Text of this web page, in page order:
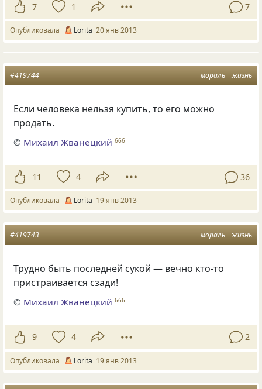
7 1 7
Опубликовала Lorita 20 янв 2013
мораль жизнь
#419744
Если человека нельзя купить, то его можно
продать.
© Михаил Жванецкий 666
11 4 36
Опубликовала Lorita 19 янв 2013
мораль жизнь
#419743
Трудно быть последней сукой — вечно кто-то
пристраивается сзади!
© Михаил Жванецкий 666
9 4 2
Опубликовала Lorita 19 янв 2013